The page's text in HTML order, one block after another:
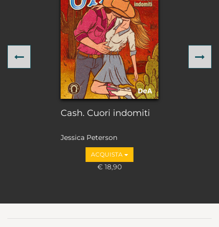
Cash. Cuori indomiti
Jessica Peterson
ACQUISTA
€ 18,90
Previous